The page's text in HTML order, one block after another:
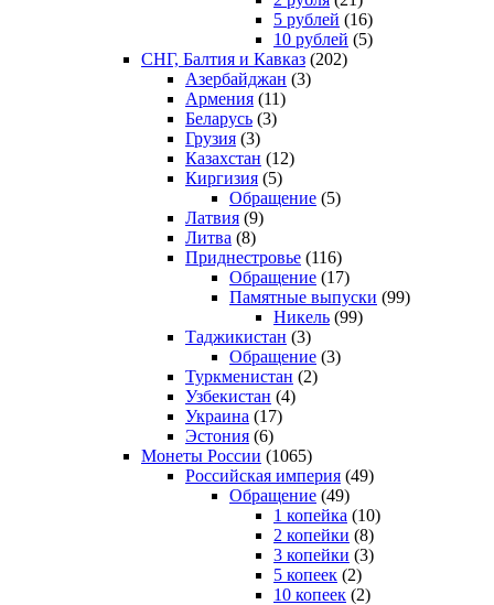
5 рублей (16)
10 рублей (5)
СНГ, Балтия и Кавказ (202)
Азербайджан (3)
Армения (11)
Беларусь (3)
Грузия (3)
Казахстан (12)
Киргизия (5)
Обращение (5)
Латвия (9)
Литва (8)
Приднестровье (116)
Обращение (17)
Памятные выпуски (99)
Никель (99)
Таджикистан (3)
Обращение (3)
Туркменистан (2)
Узбекистан (4)
Украина (17)
Эстония (6)
Монеты России (1065)
Российская империя (49)
Обращение (49)
1 копейка (10)
2 копейки (8)
3 копейки (3)
5 копеек (2)
10 копеек (2)